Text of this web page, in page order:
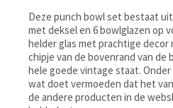
Deze punch bowl set bestaat
met deksel en 6 bowlglazen op
helder glas met prachtige decor
chipje van de bovenrand van de
hele goede vintage staat.
wat doet vermoeden dat het
de andere producten in de